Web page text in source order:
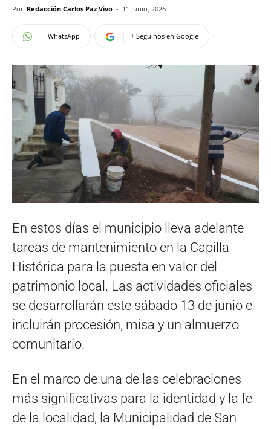
Por Redacción Carlos Paz Vivo - 11 junio, 2026
WhatsApp + Seguinos en Google
En estos días el municipio lleva adelante
tareas de mantenimiento en la Capilla
Histórica para la puesta en valor del
patrimonio local. Las actividades oficiales
se desarrollarán este sábado 13 de junio e
incluirán procesión, misa y un almuerzo
comunitario.
En el marco de una de las celebraciones
más significativas para la identidad y la fe
de la localidad, la Municipalidad de San